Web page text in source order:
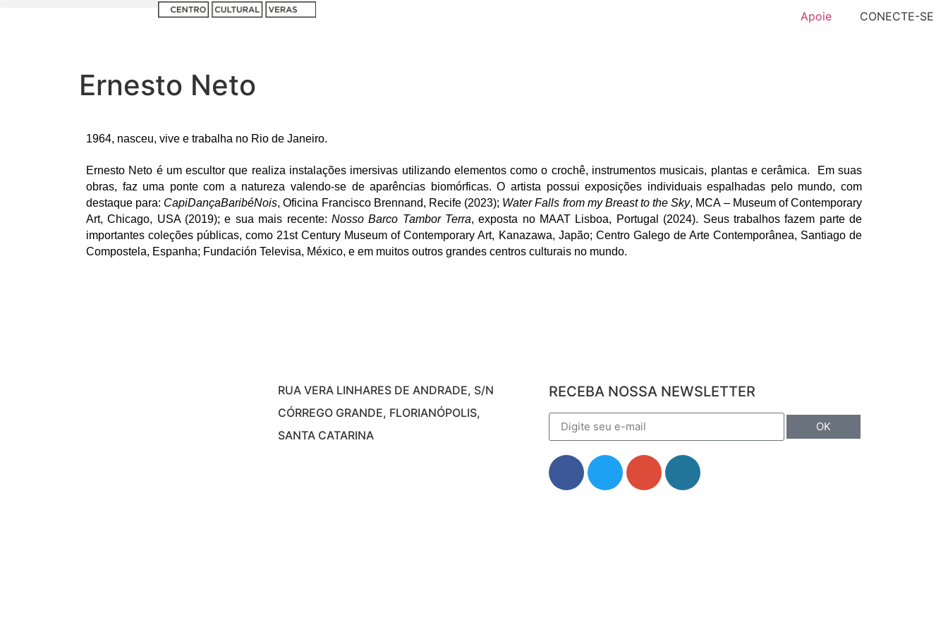
Apoie CONECTE-SE
Ernesto Neto
1964, nasceu, vive e trabalha no Rio de Janeiro.
Ernesto Neto é um escultor que realiza instalações imersivas utilizando elementos como o crochê, instrumentos musicais, plantas e cerâmica. Em suas
obras, faz uma ponte com a natureza valendo-se de aparências biomórficas. O artista possui exposições individuais espalhadas pelo mundo, com
destaque para: CapiDançaBaribéNois, Oficina Francisco Brennand, Recife (2023); Water Falls from my Breast to the Sky, MCA – Museum of Contemporary
Art, Chicago, USA (2019); e sua mais recente: Nosso Barco Tambor Terra, exposta no MAAT Lisboa, Portugal (2024). Seus trabalhos fazem parte de
importantes coleções públicas, como 21st Century Museum of Contemporary Art, Kanazawa, Japão; Centro Galego de Arte Contemporânea, Santiago de
Compostela, Espanha; Fundación Televisa, México, e em muitos outros grandes centros culturais no mundo.
RUA VERA LINHARES DE ANDRADE, S/N
CÓRREGO GRANDE, FLORIANÓPOLIS,
SANTA CATARINA
RECEBA NOSSA NEWSLETTER
OK